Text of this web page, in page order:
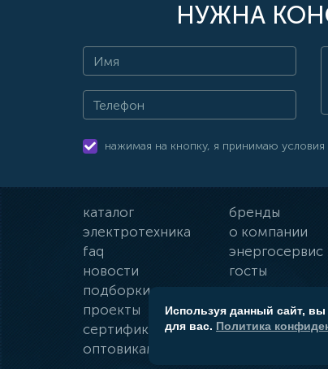
НУЖНА
нажимая на кнопку, я принимаю условия
каталог
бренды
электротехника
о компании
faq
энергосервис
новости
госты
подборки
оплата и
проекты
гарантии
сертификаты
контакты
оптовикам
Используя данный сайт,
для вас. Политика